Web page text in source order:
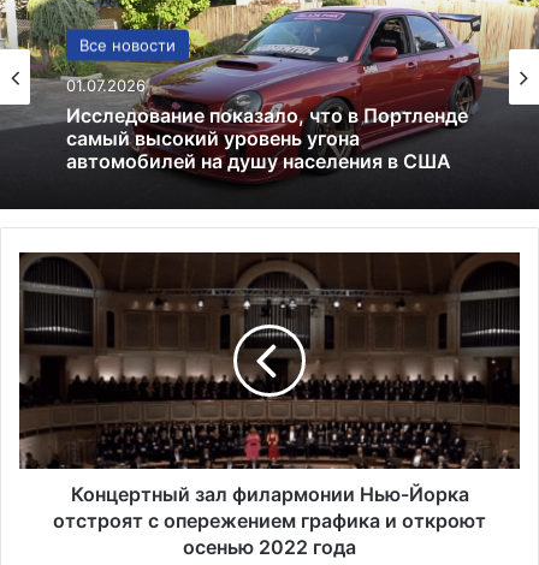
Все новости
01.07.2026
Исследование показало, что в Портленде
самый высокий уровень угона
автомобилей на душу населения в США
США
13.06.2025
Америка имеет огромный избыток сыра
К
о
ц
е
р
т
н
ы
Концертный зал филармонии Нью-Йорка
отстроят с опережением графика и откроют
осенью 2022 года